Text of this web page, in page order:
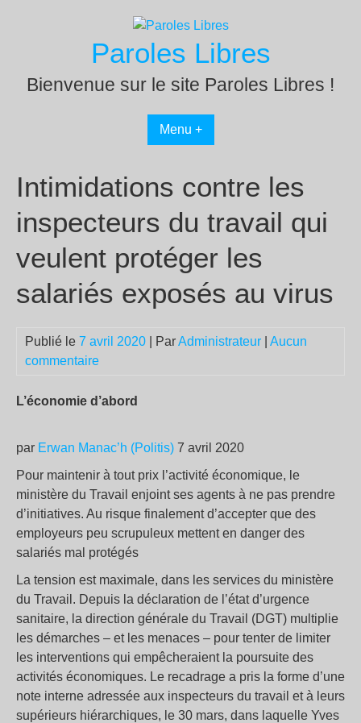
Paroles Libres
Bienvenue sur le site Paroles Libres !
Menu +
Intimidations contre les
inspecteurs du travail qui
veulent protéger les
salariés exposés au virus
Publié le 7 avril 2020 | ParAdministrateur
Aucun
commentaire
L’économie d’abord
par Erwan Manac’h (Politis) 7 avril 2020
Pour maintenir à tout prix l’activité économique, le
ministère du Travail enjoint ses agents à ne pas prendre
d’initiatives. Au risque finalement d’accepter que des
employeurs peu scrupuleux mettent en danger des
salariés mal protégés
La tension est maximale, dans les services du ministère
du Travail. Depuis la déclaration de l’état d’urgence
sanitaire, la direction générale du Travail (DGT) multiplie
les démarches – et les menaces – pour tenter de limiter
les interventions qui empêcheraient la poursuite des
activités économiques. Le recadrage a pris la forme d’une
note interne adressée aux inspecteurs du travail et à leurs
supérieurs hiérarchiques, le 30 mars, dans laquelle Yves